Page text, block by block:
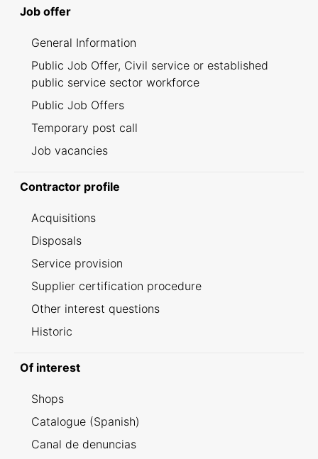
Job offer
General Information
Public Job Offer, Civil service or established
public service sector workforce
Public Job Offers
Temporary post call
Job vacancies
Contractor profile
Acquisitions
Disposals
Service provision
Supplier certification procedure
Other interest questions
Historic
Of interest
Shops
Catalogue (Spanish)
Canal de denuncias